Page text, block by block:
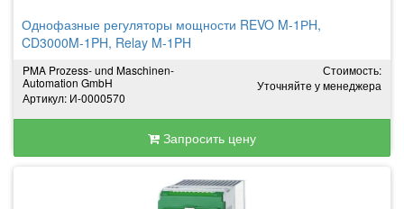
Однофазные регуляторы мощности REVO M-1РH,
CD3000M-1PH, Relay M-1PH
PMA Prozess- und Maschinen-
Automation GmbH
Артикул: И-0000570
Стоимость:
Уточняйте у менеджера
Запросить цену